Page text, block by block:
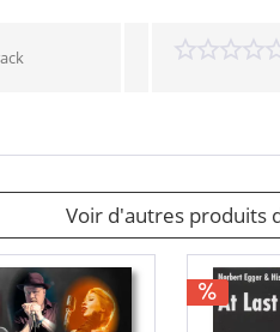
Voir d'autres produits